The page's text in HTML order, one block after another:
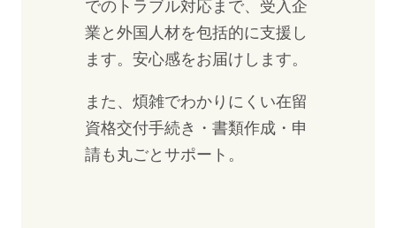
でのトラブル対応まで、受入企
業と外国人材を包括的に支援し
ます。安心感をお届けします。
また、煩雑でわかりにくい在留
資格交付手続き・書類作成・申
請も丸ごとサポート。